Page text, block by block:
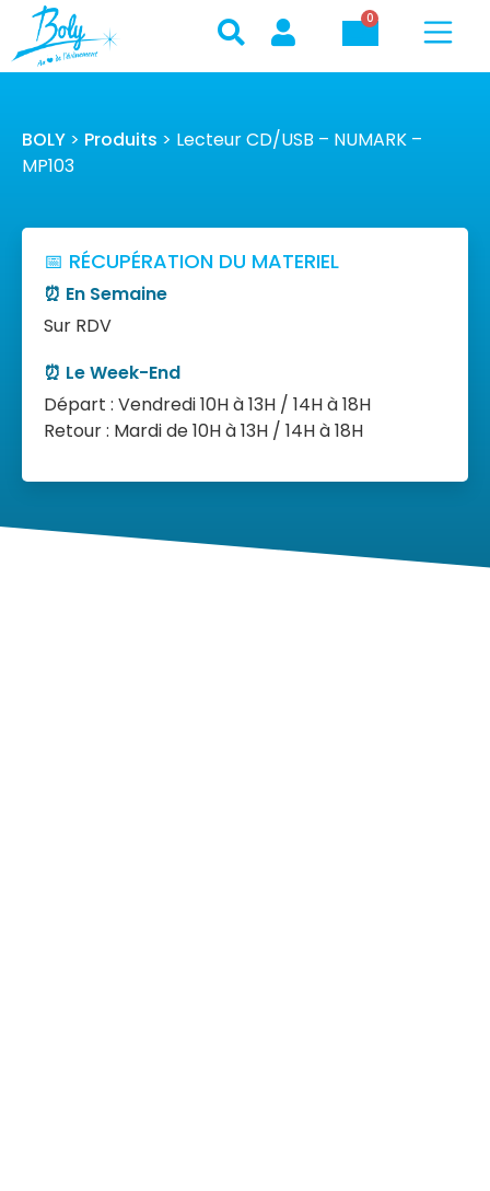
0
BOLY > Produits > Lecteur CD/USB – NUMARK –
MP103
📅 RÉCUPÉRATION DU MATERIEL
⏰ En Semaine
Sur RDV
⏰ Le Week-End
Départ : Vendredi 10H à 13H / 14H à 18H
Retour : Mardi de 10H à 13H / 14H à 18H